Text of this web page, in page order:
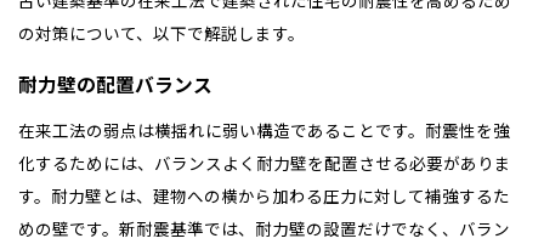
の対策について、以下で解説します。
耐力壁の配置バランス
在来工法の弱点は横揺れに弱い構造であることです。耐震性を強
化するためには、バランスよく耐力壁を配置させる必要がありま
す。耐力壁とは、建物への横から加わる圧力に対して補強するた
めの壁です。新耐震基準では、耐力壁の設置だけでなく、バラン